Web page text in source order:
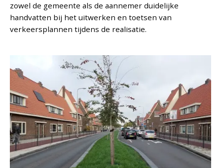
zowel de gemeente als de aannemer duidelijke
handvatten bij het uitwerken en toetsen van
verkeersplannen tijdens de realisatie.